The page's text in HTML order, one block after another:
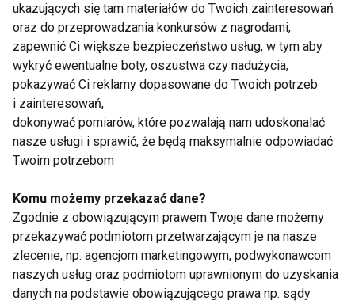
www.fit.pl
NOGI PROFILAKTYKA ŻYLAKI SENIOR
Nogi
ukazujących się tam materiałów do Twoich zainteresowań
oraz do przeprowadzania konkursów z nagrodami,
zapewnić Ci większe bezpieczeństwo usług, w tym aby
wykryć ewentualne boty, oszustwa czy nadużycia,
pokazywać Ci reklamy dopasowane do Twoich potrzeb
i zainteresowań,
dokonywać pomiarów, które pozwalają nam udoskonalać
nasze usługi i sprawić, że będą maksymalnie odpowiadać
Twoim potrzebom
Komu możemy przekazać dane?
Zgodnie z obowiązującym prawem Twoje dane możemy
przekazywać podmiotom przetwarzającym je na nasze
zlecenie, np. agencjom marketingowym, podwykonawcom
naszych usług oraz podmiotom uprawnionym do uzyskania
danych na podstawie obowiązującego prawa np. sądy